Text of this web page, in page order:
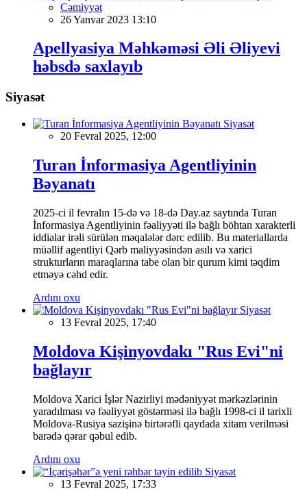
Cəmiyyət
26 Yanvar 2023 13:10
Apellyasiya Məhkəməsi Əli Əliyevi
həbsdə saxlayıb
Siyasət
Siyasət
20 Fevral 2025, 12:00
Turan İnformasiya Agentliyinin
Bəyanatı
2025-ci il fevralın 15-də və 18-də Day.az saytında Turan
İnformasiya Agentliyinin fəaliyyəti ilə bağlı böhtan xarakterli
iddialar irəli sürülən məqalələr dərc edilib. Bu materiallarda
müəllif agentliyi Qərb maliyyəsindən asılı və xarici
strukturların maraqlarına tabe olan bir qurum kimi təqdim
etməyə cəhd edir.
Ardını oxu
Siyasət
13 Fevral 2025, 17:40
Moldova Kişinyovdakı "Rus Evi"ni
bağlayır
Moldova Xarici İşlər Nazirliyi mədəniyyət mərkəzlərinin
yaradılması və fəaliyyət göstərməsi ilə bağlı 1998-ci il tarixli
Moldova-Rusiya sazişinə birtərəfli qaydada xitam verilməsi
barədə qərar qəbul edib.
Ardını oxu
Siyasət
13 Fevral 2025, 17:33